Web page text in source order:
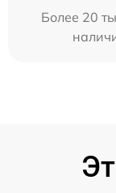
Более 20